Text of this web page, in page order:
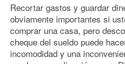
Recortar gastos y guardar
obviamente importantes si
comprar una casa, pero
cheque del sueldo puede
incomodidad y una